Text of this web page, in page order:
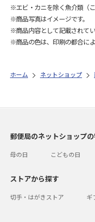
※エビ・カニを除く魚介類（
※商品写真はイメージです。
※商品内容として記載されて
※商品の色は、印刷の都合に
ホーム ネットショップ
郵便局のネットショップ
母の日 こどもの日
ストアから探す
切手・はがきストア ギ